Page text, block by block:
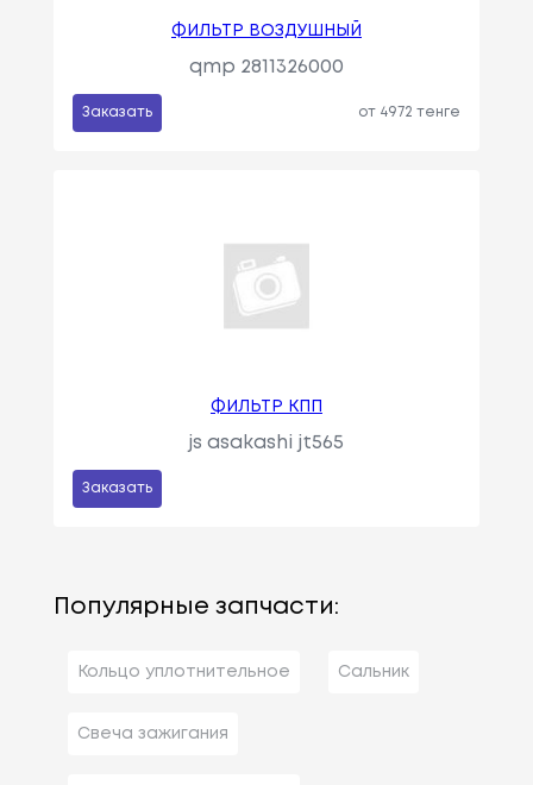
ФИЛЬТР ВОЗДУШНЫЙ
qmp 2811326000
Заказать от 4972 тенге
ФИЛЬТР КПП
js asakashi jt565
Заказать
Популярные запчасти:
Кольцо уплотнительное Сальник
Свеча зажигания